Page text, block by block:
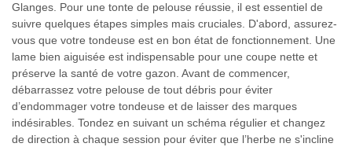
Glanges. Pour une tonte de pelouse réussie, il est essentiel de
suivre quelques étapes simples mais cruciales. D'abord, assurez-
vous que votre tondeuse est en bon état de fonctionnement. Une
lame bien aiguisée est indispensable pour une coupe nette et
préserve la santé de votre gazon. Avant de commencer,
débarrassez votre pelouse de tout débris pour éviter
d’endommager votre tondeuse et de laisser des marques
indésirables. Tondez en suivant un schéma régulier et changez
de direction à chaque session pour éviter que l’herbe ne s'incline